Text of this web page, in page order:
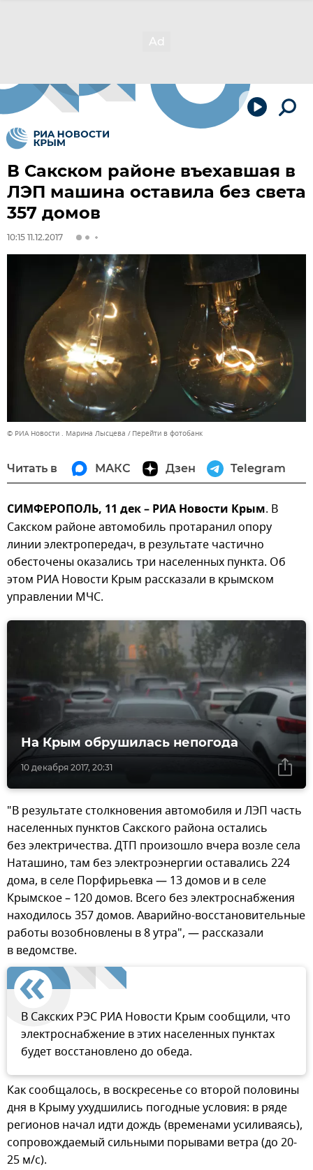
В Сакском районе въехавшая в
ЛЭП машина оставила без света
357 домов
10:15 11.12.2017
© РИА Новости . Марина Лысцева Перейти в фотобанк
Читать в МАКС Дзен Telegram
СИМФЕРОПОЛЬ, 11 дек – РИА Новости Крым. В
Сакском районе автомобиль протаранил опору
линии электропередач, в результате частично
обесточены оказались три населенных пункта. Об
этом РИА Новости Крым рассказали в крымском
управлении МЧС.
10 декабря 2017, 20:31
На Крым обрушилась непогода
"В результате столкновения автомобиля и ЛЭП часть
населенных пунктов Сакского района остались
без электричества. ДТП произошло вчера возле села
Наташино, там без электроэнергии оставались 224
дома, в селе Порфирьевка — 13 домов и в селе
Крымское – 120 домов. Всего без электроснабжения
находилось 357 домов. Аварийно-восстановительные
работы возобновлены в 8 утра", — рассказали
в ведомстве.
В Сакских РЭС РИА Новости Крым сообщили, что
электроснабжение в этих населенных пунктах
будет восстановлено до обеда.
Как сообщалось, в воскресенье со второй половины
дня в Крыму ухудшились погодные условия: в ряде
регионов начал идти дождь (временами усиливаясь),
сопровождаемый сильными порывами ветра (до 20-
25 м/с).